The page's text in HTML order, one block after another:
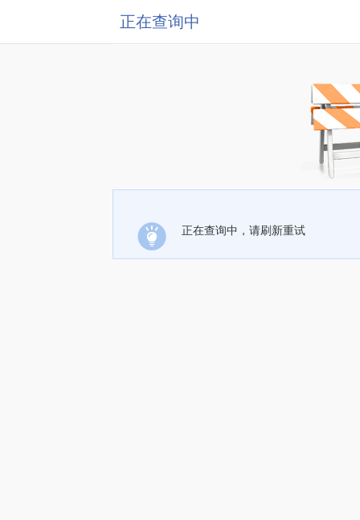
正在查询中
正在查询中，请刷新重试